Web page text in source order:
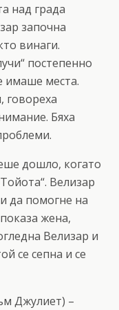
над града
започна
винаги.
постепенно
имаше места.
говореха
Бяха
дошло, когато
Велизар
да помогне на
жена,
Велизар и
се сепна и се
Джулиет) –